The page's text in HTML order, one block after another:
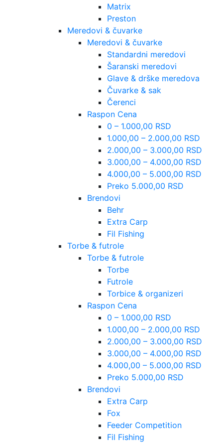
Matrix
Preston
Meredovi & čuvarke
Meredovi & čuvarke
Standardni meredovi
Šaranski meredovi
Glave & drške meredova
Čuvarke & sak
Čerenci
Raspon Cena
0 – 1.000,00 RSD
1.000,00 – 2.000,00 RSD
2.000,00 – 3.000,00 RSD
3.000,00 – 4.000,00 RSD
4.000,00 – 5.000,00 RSD
Preko 5.000,00 RSD
Brendovi
Behr
Extra Carp
Fil Fishing
Torbe & futrole
Torbe & futrole
Torbe
Futrole
Torbice & organizeri
Raspon Cena
0 – 1.000,00 RSD
1.000,00 – 2.000,00 RSD
2.000,00 – 3.000,00 RSD
3.000,00 – 4.000,00 RSD
4.000,00 – 5.000,00 RSD
Preko 5.000,00 RSD
Brendovi
Extra Carp
Fox
Feeder Competition
Fil Fishing